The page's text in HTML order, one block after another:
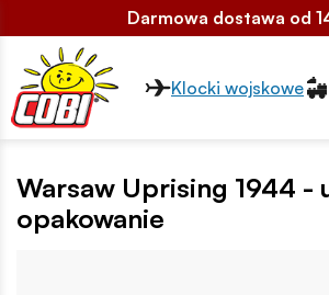
Darmowa dostawa od
Przełącznik
Klocki wojskowe
Warsaw Uprising 1944 -
opakowanie